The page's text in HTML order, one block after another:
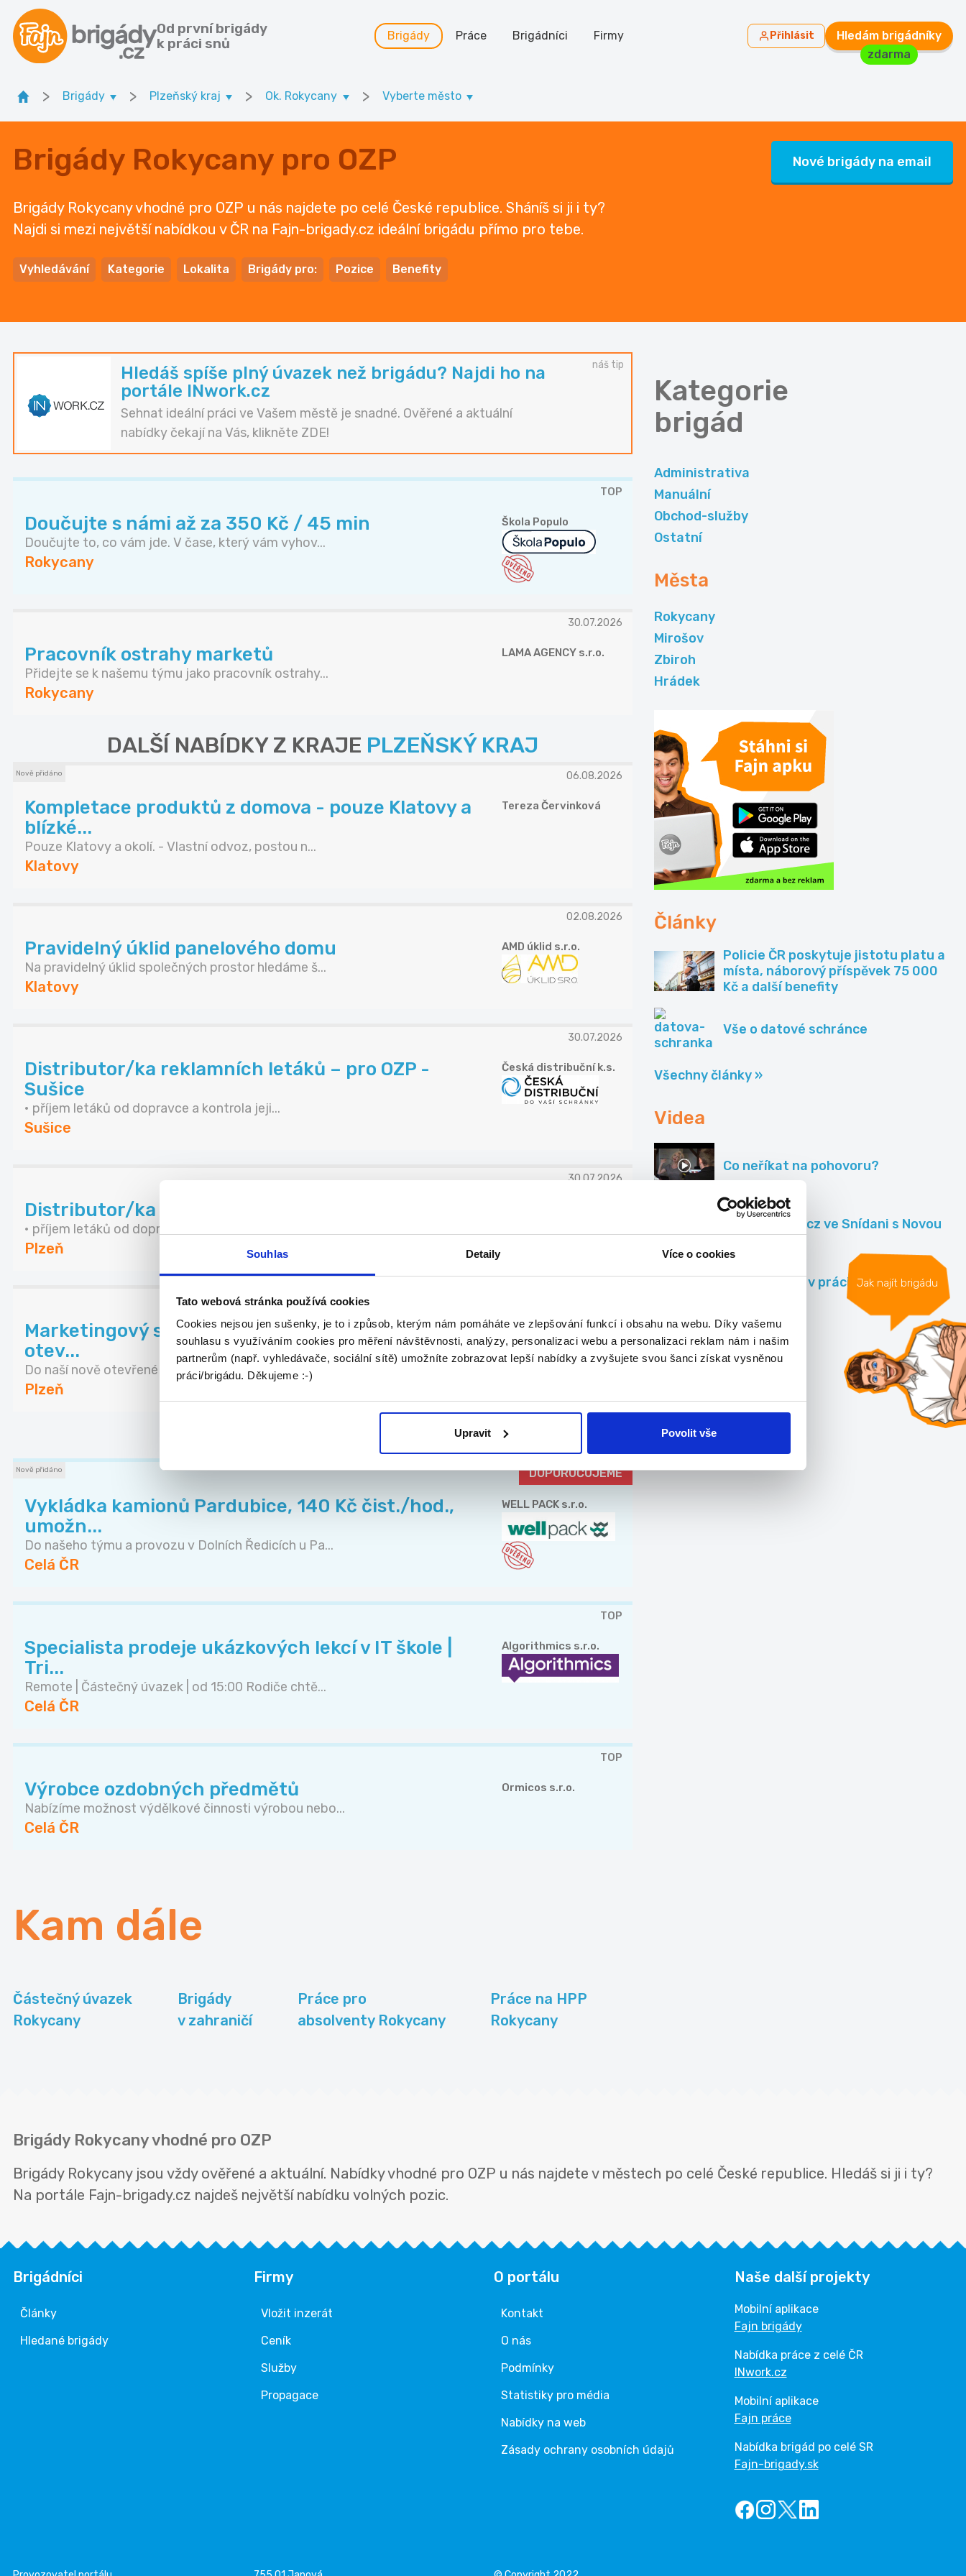
Souhlas Detaily Více o cookies
Tato webová stránka používá cookies
Cookies nejsou jen sušenky, je to i způsob, kterým nám pomáháte ve zlepšování funkcí i obsahu na webu. Díky vašemu
souhlasu s využíváním cookies pro měření návštěvnosti, analýzy, personalizaci webu a personalizaci reklam nám i našim
partnerům (např. vyhledávače, sociální sítě) umožníte zobrazovat lepší nabídky a zvyšujete svou šanci získat vysněnou
práci/brigádu. Děkujeme :-)
Upravit Povolit vše
Od první brigády
k práci snů
Brigády Práce Brigádníci Firmy Přihlásit
Hledám brigádníky
zdarma
Jak najít brigádu
> Brigády > Plzeňský kraj > Ok. Rokycany > Vyberte město
Brigády Rokycany pro OZP
Brigády Rokycany vhodné pro OZP u nás najdete po celé České republice. Sháníš si ji i ty?
Najdi si mezi největší nabídkou v ČR na Fajn-brigady.cz ideální brigádu přímo pro tebe.
Vyhledávání Kategorie Lokalita Brigády pro: Pozice Benefity
Nové brigády na email
Hledáš spíše plný úvazek než brigádu? Najdi ho na
portále INwork.cz
Sehnat ideální práci ve Vašem městě je snadné. Ověřené a aktuální
nabídky čekají na Vás, klikněte ZDE!
náš tip
TOP
Doučujte s námi až za 350 Kč / 45 min
Doučujte to, co vám jde. V čase, který vám vyhov...
Rokycany
Škola Populo
30.07.2026
Pracovník ostrahy marketů
Přidejte se k našemu týmu jako pracovník ostrahy...
Rokycany
LAMA AGENCY s.r.o.
DALŠÍ NABÍDKY Z KRAJE PLZEŇSKÝ KRAJ
Nově přidáno 06.08.2026
Kompletace produktů z domova - pouze Klatovy a
blízké...
Pouze Klatovy a okolí. - Vlastní odvoz, postou n...
Klatovy
Tereza Červinková
02.08.2026
Pravidelný úklid panelového domu
Na pravidelný úklid společných prostor hledáme š...
Klatovy
AMD úklid s.r.o.
30.07.2026
Distributor/ka reklamních letáků – pro OZP -
Sušice
• příjem letáků od dopravce a kontrola jeji...
Sušice
Česká distribuční k.s.
30.07.2026
Distributor/ka reklamních letáků – pro OZP Plzeň
• příjem letáků od dopravce a kontrola jejich po...
Plzeň
Marketingový specialist / Pomoc s propagací nově
otev...
Do naší nově otevřené prodejny Greenzone v Plzni...
Plzeň
Karel Klenor
CELÉ ČR
Nově přidáno DOPORUČUJEME
Vykládka kamionů Pardubice, 140 Kč čist./hod.,
umožn...
Do našeho týmu a provozu v Dolních Ředicích u Pa...
Celá ČR
WELL PACK s.r.o.
TOP
Specialista prodeje ukázkových lekcí v IT škole |
Tri...
Remote | Částečný úvazek | od 15:00 Rodiče chtě...
Celá ČR
Algorithmics s.r.o.
TOP
Výrobce ozdobných předmětů
Nabízíme možnost výdělkové činnosti výrobou nebo...
Celá ČR
Ormicos s.r.o.
Kam dále
Částečný úvazek
Rokycany
Brigády
v zahraničí
Práce pro
absolventy Rokycany
Práce na HPP
Rokycany
Kategorie
brigád
Administrativa
Manuální
Obchod-služby
Ostatní
Města
Rokycany
Mirošov
Zbiroh
Hrádek
Články
Policie ČR poskytuje jistotu platu a
místa, náborový příspěvek 75 000
Kč a další benefity
Vše o datové schránce
Všechny články »
Videa
Co neříkat na pohovoru?
Fajn-brigady.cz ve Snídani s Novou
Nejlepší faily v práci
Všechna videa »
Brigády Rokycany vhodné pro OZP
Brigády Rokycany jsou vždy ověřené a aktuální. Nabídky vhodné pro OZP u nás najdete v městech po celé České republice. Hledáš si ji i ty?
Na portále Fajn-brigady.cz najdeš největší nabídku volných pozic.
Brigádníci
Články
Hledané brigády
Firmy
Vložit inzerát
Ceník
Služby
Propagace
O portálu
Kontakt
O nás
Podmínky
Statistiky pro média
Nabídky na web
Zásady ochrany osobních údajů
Naše další projekty
Mobilní aplikace
Fajn brigády
Nabídka práce z celé ČR
INwork.cz
Mobilní aplikace
Fajn práce
Nabídka brigád po celé SR
Fajn-brigady.sk